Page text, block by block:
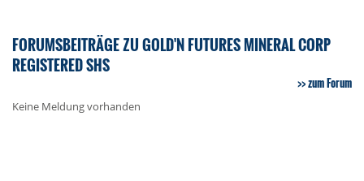
FORUMSBEITRÄGE ZU GOLD'N FUTURES MINERAL CORP
REGISTERED SHS
zum Forum
Keine Meldung vorhanden